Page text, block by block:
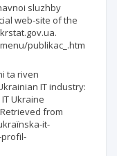
sluzhby
web-site of the
publikac_.htm
ta riven
IT industry:
Ukraine
from
it-